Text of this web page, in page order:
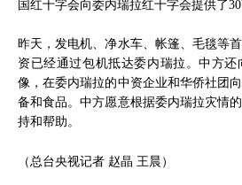
国红十字会向委内瑞拉红十字会提供了
昨天，发电机、净水车、帐篷、毛毯等
资已经通过包机抵达委内瑞拉。中方
像，在委内瑞拉的中资企业和华侨社团
备和食品。中方愿意根据委内瑞拉灾情
持和帮助。
（总台央视记者 赵晶 王晨）